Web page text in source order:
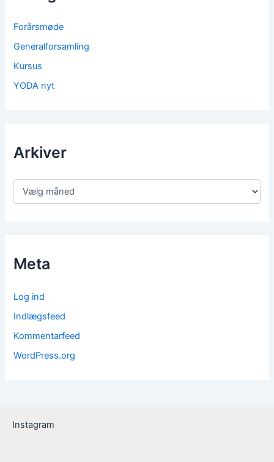
Forårsmøde
Generalforsamling
Kursus
YODA nyt
Arkiver
Meta
Log ind
Indlægsfeed
Kommentarfeed
WordPress.org
Instagram